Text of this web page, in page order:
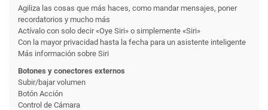
Agiliza las cosas que más haces, como mandar mensajes, poner
recordatorios y mucho más
Actívalo con solo decir «Oye Siri» o simplemente «Siri»
Con la mayor privacidad hasta la fecha para un asistente inteligente
Más información sobre Siri
Botones y conectores externos
Subir/bajar volumen
Botón Acción
Control de Cámara